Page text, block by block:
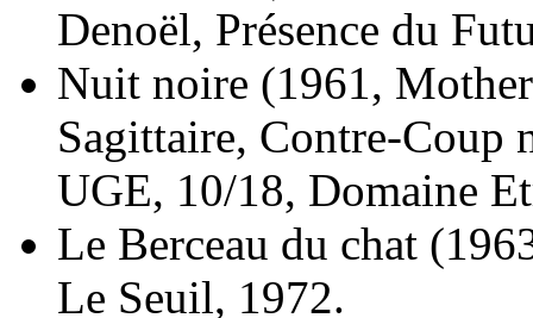
Denoël, Présence du
Nuit noire (1961,
Sagittaire, Contre-Coup
UGE, 10/18, Domaine
Le Berceau du chat
Le Seuil, 1972.